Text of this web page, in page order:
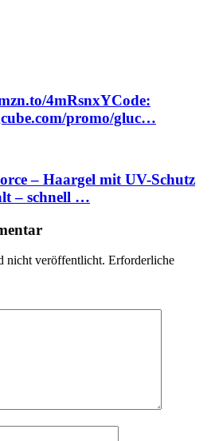
4mRsnxYCode:
promo/gluc…
– Haargel mit UV-Schutz
– schnell …
nicht veröffentlicht. Erforderliche